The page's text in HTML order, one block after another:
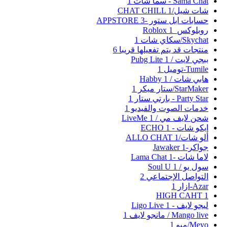
شات شيل/CHAT CHILL1
حسابات ابل ستور -APPSTORE3
روبلوكس_Roblox
1
Skychat/سكاي شات
1
منتجات قد يتم تفعيلها قريبا 6
ببجي لايت / Pubg Lite 1
Tumile-توميل
1
هابي شات / Habby 1
StarMaker/ستار ميكر
1
Party Star - بارتي ستار
1
خدمات الصوت والفيديو 1
شحن لايف مي / LiveMe 1
ايكو شات - ECHO 1
ألو شات/ALLO CHAT1
جواكر-Jawaker1
لاما شات -Lama Chat1
سول يو / Soul U 1
التواصل الإجتماعي 2
Azar-ازار
1
HIGH CAHT 1
ليجو لايف - Ligo Live 1
Mango live / مانجو لايف
1
Meyo/ميو
1